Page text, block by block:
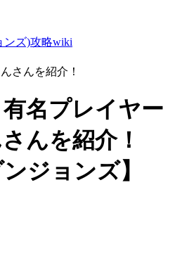
ンズ)攻略wiki
さんを紹介！
有名プレイヤー
んを紹介！
ジョンズ】